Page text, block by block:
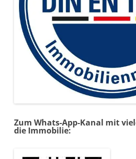
Zum Whats-App-Kanal mit
die Immobilie: